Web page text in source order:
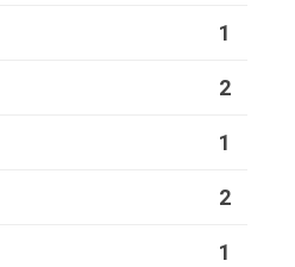
1
2
1
2
1